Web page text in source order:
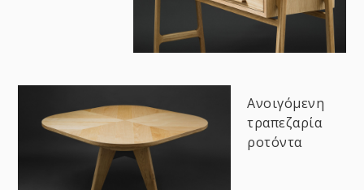
Ανοιγόμενη
τραπεζαρία
ροτόντα